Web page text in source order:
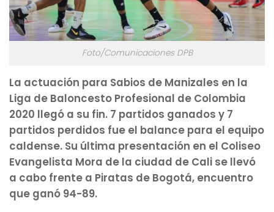
Foto/Comunicaciones DPB
La actuación para Sabios de Manizales en la
Liga de Baloncesto Profesional de Colombia
2020 llegó a su fin. 7 partidos ganados y 7
partidos perdidos fue el balance para el equipo
caldense. Su última presentación en el Coliseo
Evangelista Mora de la ciudad de Cali se llevó
a cabo frente a Piratas de Bogotá, encuentro
que ganó 94-89.